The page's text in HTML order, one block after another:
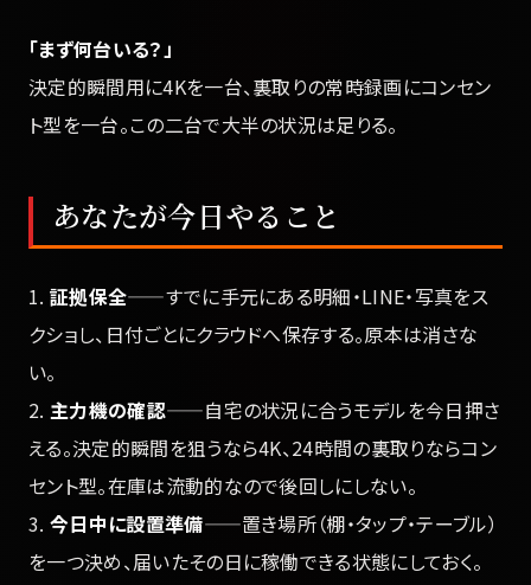
「まず何台いる？」
決定的瞬間用に4Kを一台、裏取りの常時録画にコンセン
ト型を一台。この二台で大半の状況は足りる。
あなたが今日やること
1. 証拠保全——すでに手元にある明細・LINE・写真をス
クショし、日付ごとにクラウドへ保存する。原本は消さな
い。
2. 主力機の確認——自宅の状況に合うモデルを今日押さ
える。決定的瞬間を狙うなら4K、24時間の裏取りならコン
セント型。在庫は流動的なので後回しにしない。
3. 今日中に設置準備——置き場所（棚・タップ・テーブル）
を一つ決め、届いたその日に稼働できる状態にしておく。